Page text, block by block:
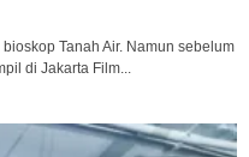
Tanah Air. Namun sebelum
di Jakarta Film...